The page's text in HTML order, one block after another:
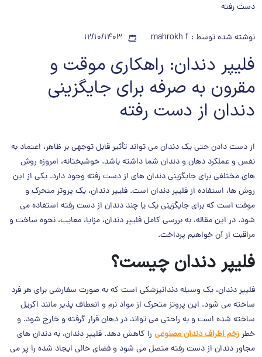
نوشته شده توسط : mahrokh f
12/10/1403
فلیپر دندان: راهکاری موقت و
مقرون به صرفه برای جایگزینی
دندان از دست رفته
از دست دادن حتی یک دندان می تواند تأثیر قابل توجهی بر ظاهر، اعتماد به
نفس و عملکرد دهان و دندان شما داشته باشد. خوشبختانه، امروزه روش
های مختلفی برای جایگزینی دندان های از دست رفته وجود دارد. یکی از این
روش ها، استفاده از فلیپر دندان است. فلیپر دندان، یک پروتز متحرک و
موقت است که برای جایگزینی یک یا چند دندان از دست رفته استفاده می
شود. در این مقاله، به بررسی کامل فلیپر دندان، مزایا، معایب، نحوه ساخت و
مراقبت از آن خواهیم پرداخت.
فلیپر دندان چیست؟
فلیپر دندان، یک وسیله دندانپزشکی است که به صورت سفارشی برای هر فرد
ساخته می شود. این پروتز متحرک از مواد نرم و انعطاف پذیر مانند اکریل
ساخته شده است و به راحتی می تواند در دهان قرار گرفته و خارج شود. و
خطرزخم اطراف دندان مصنوعی را کاهش دهد. فلیپر دندان، به دندان های
مجاور دندان از دست رفته متصل می شود و فضای خالی ایجاد شده را پر می